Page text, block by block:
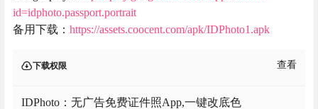
id=idphoto.passport.portrait
备用下载： https://assets.coocent.com/apk/IDPhoto1.apk
下载权限 查看
IDPhoto：无广告免费证件照App,一键改底色